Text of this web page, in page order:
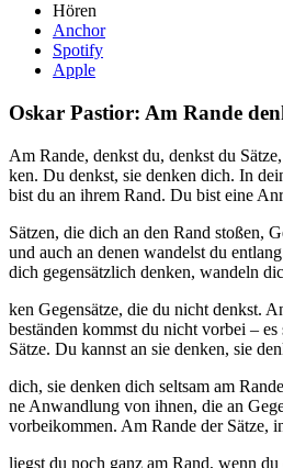
Hören
Anchor
Spotify
Apple
Oskar Pastior: Am Rande
Am Rande, denkst du, denkst du
ken. Du denkst, sie denken dich. In
bist du an ihrem Rand. Du bist eine
Sätzen, die dich an den Rand stoßen,
und auch an denen wandelst du
dich gegensätzlich denken, wandeln
ken Gegensätze, die du nicht denkst.
beständen kommst du nicht vorbei – es
Sätze. Du kannst an sie denken, sie
dich, sie denken dich seltsam am
ne Anwandlung von ihnen, die an
vorbeikommen. Am Rande der Sätze,
liegst du noch ganz am Rand, wenn du